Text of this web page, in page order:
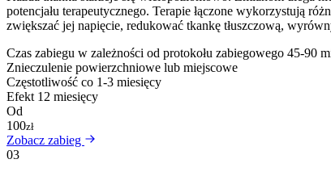
potencjału terapeutycznego. Terapie łączone wykorzystują
zwiększać jej napięcie, redukować tkankę tłuszczową,
Czas zabiegu w zależności od protokołu zabiegowego 45-90
Znieczulenie powierzchniowe lub miejscowe
Częstotliwość co 1-3 miesięcy
Efekt 12 miesięcy
Od
100zł
Zobacz zabieg
03